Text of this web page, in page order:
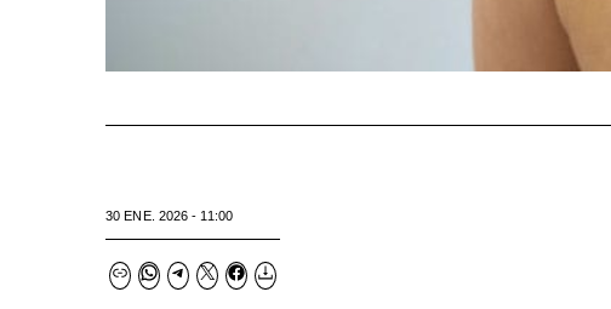
30 ENE. 2026 - 11:00